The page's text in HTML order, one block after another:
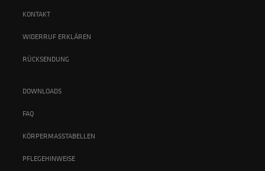
KONTAKT
WIDERRUF ERKLÄREN
RÜCKSENDUNG
DOWNLOADS
FAQ
KÖRPERMASSTABELLEN
PFLEGEHINWEISE